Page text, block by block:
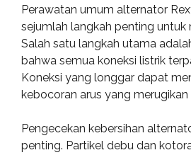
Perawatan umum alternator
sejumlah langkah penting untuk
Salah satu langkah utama
bahwa semua koneksi listrik
Koneksi yang longgar dapat
kebocoran arus yang merugikan
Pengecekan kebersihan
penting. Partikel debu dan